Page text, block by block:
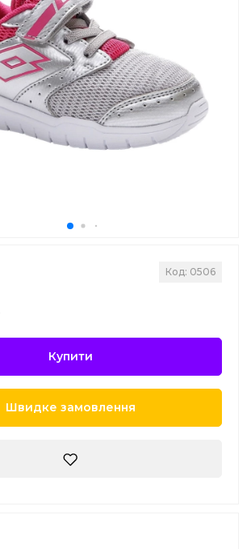
Код: 0506
Купити
Швидке замовлення